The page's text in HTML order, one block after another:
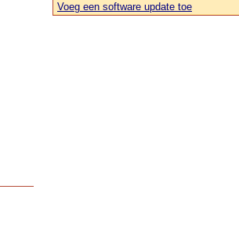
Voeg een software update toe